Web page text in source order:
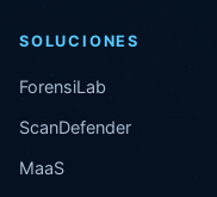
SOLUCIONES
ForensiLab
ScanDefender
MaaS